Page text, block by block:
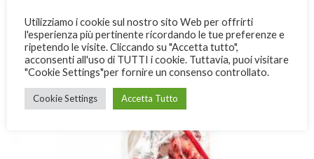
SOLD
OUT
Utilizziamo i cookie sul nostro sito Web per offrirti
l'esperienza più pertinente ricordando le tue preferenze e
ripetendo le visite. Cliccando su "Accetta tutto",
acconsenti all'uso di TUTTI i cookie. Tuttavia, puoi visitare
"Cookie Settings"per fornire un consenso controllato.
Cookie Settings Accetta Tutto